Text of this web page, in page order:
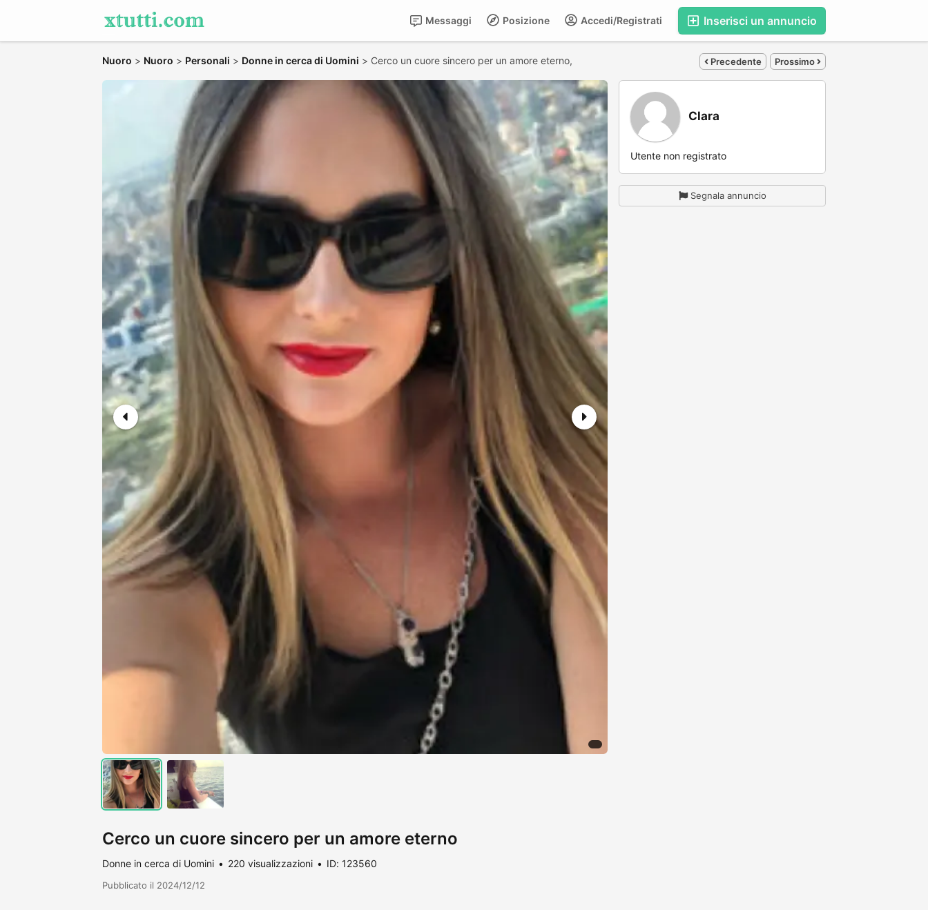
Inserisci un annuncio
Accedi/Registrati
Posizione
Messaggi
Nuoro > Nuoro > Personali > Donne in cerca di Uomini > Cerco un cuore sincero per un amore eterno, Precedente Prossimo
Cerco un cuore sincero per un amore eterno
Donne in cerca di Uomini 220 visualizzazioni ID: 123560
Pubblicato il 2024/12/12
Clara
Utente non registrato
Segnala annuncio